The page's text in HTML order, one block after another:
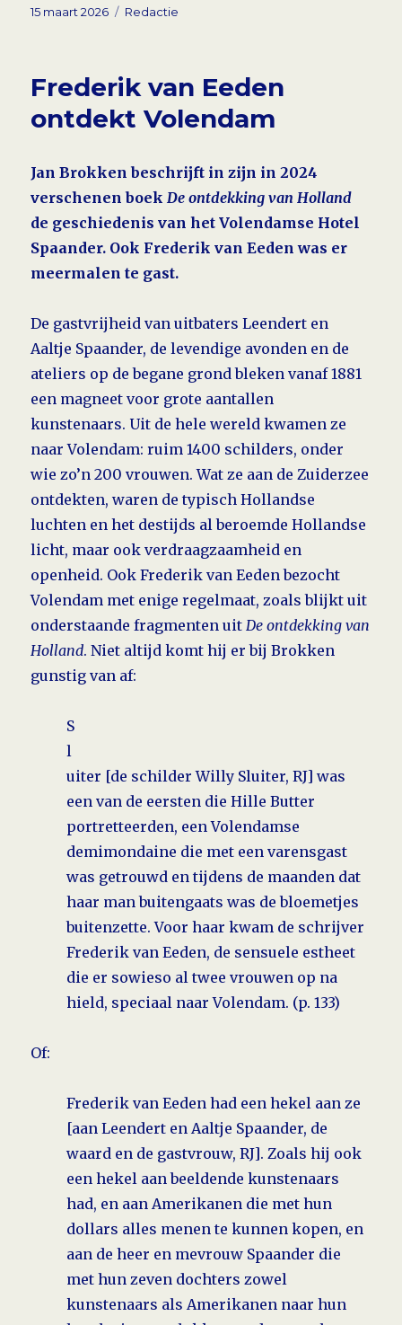
Geplaatst
15 maart 2026 Tags
Redactie
Frederik van Eeden
ontdekt Volendam
Jan Brokken beschrijft in zijn in 2024
verschenen boekDe ontdekking van Holland
de geschiedenis van het Volendamse Hotel
Spaander. Ook Frederik van Eeden was er
meermalen te gast.
De gastvrijheid van uitbaters Leendert en
Aaltje Spaander, de levendige avonden en de
ateliers op de begane grond bleken vanaf 1881
een magneet voor grote aantallen
kunstenaars. Uit de hele wereld kwamen ze
naar Volendam: ruim 1400 schilders, onder
wie zo’n 200 vrouwen. Wat ze aan de Zuiderzee
ontdekten, waren de typisch Hollandse
luchten en het destijds al beroemde Hollandse
licht, maar ook verdraagzaamheid en
openheid. Ook Frederik van Eeden bezocht
Volendam met enige regelmaat, zoals blijkt uit
onderstaande fragmenten uitDe ontdekking van
Holland. Niet altijd komt hij er bij Brokken
gunstig van af:
S
l
uiter [de schilder Willy Sluiter, RJ] was
een van de eersten die Hille Butter
portret­teerden, een Volen­damse
demimondaine die met een varensgast
was getrouwd en tijdens de maanden dat
haar man bui­tengaats was de bloeme­tjes
buitenzette. Voor haar kwam de schrijver
Frederik van Eeden, de sensuele estheet
die er sowieso al twee vrouwen op na
hield, speciaal naar Volendam. (p. 133)
Of:
Frederik van Eeden had een hekel aan ze
[aan Leendert en Aaltje Spaander, de
waard en de gastvrouw, RJ]. Zoals hij ook
een hekel aan beeldende kunstenaars
had, en aan Amerikanen die met hun
dollars alles menen te kunnen kopen, en
aan de heer en mevrouw Spaander die
met hun zeven dochters zowel
kunstenaars als Amerikanen naar hun